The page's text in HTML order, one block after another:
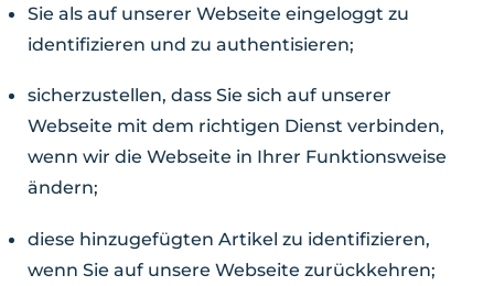
Sie als auf unserer Webseite eingeloggt zu
identifizieren und zu authentisieren;
sicherzustellen, dass Sie sich auf unserer
Webseite mit dem richtigen Dienst verbinden,
wenn wir die Webseite in Ihrer Funktionsweise
ändern;
diese hinzugefügten Artikel zu identifizieren,
wenn Sie auf unsere Webseite zurückkehren;